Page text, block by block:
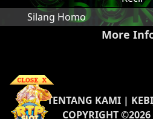
Silang Homo
More
TENTANG KAMI|
COPYRIGHT